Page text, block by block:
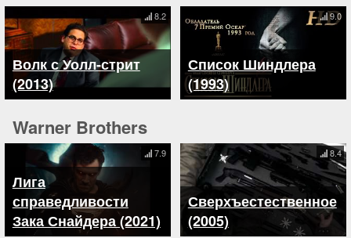
Волк с Уолл-стрит
(2013)
8.2
Список Шиндлера
(1993)
9.0
Warner Brothers
Лига
справедливости
Зака Снайдера (2021)
7.9
Сверхъестественное
(2005)
8.4